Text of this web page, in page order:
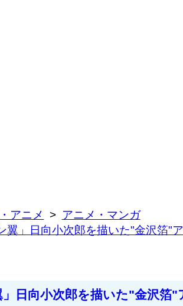
アニメ
アニメ・マンガ
翼」日向小次郎を描いた"金沢箔"
日向小次郎を描いた"金沢箔